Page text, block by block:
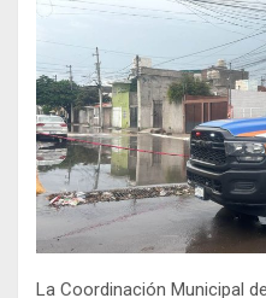
La Coordinación Municipal de